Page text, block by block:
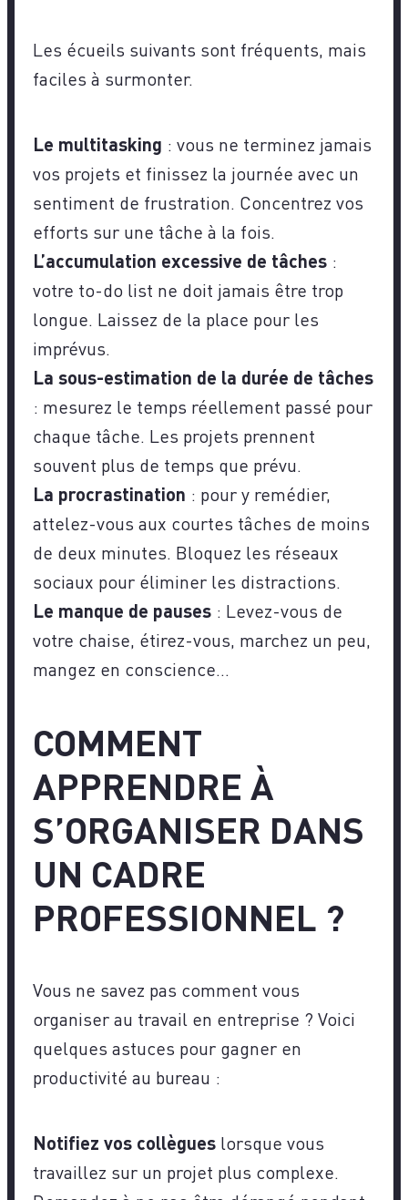
Les écueils suivants sont fréquents, mais
faciles à surmonter.
Le multitasking : vous ne terminez jamais
vos projets et finissez la journée avec un
sentiment de frustration. Concentrez vos
efforts sur une tâche à la fois.
L’accumulation excessive de tâches :
votre to-do list ne doit jamais être trop
longue. Laissez de la place pour les
imprévus.
La sous-estimation de la durée de tâches
: mesurez le temps réellement passé pour
chaque tâche. Les projets prennent
souvent plus de temps que prévu.
La procrastination : pour y remédier,
attelez-vous aux courtes tâches de moins
de deux minutes. Bloquez les réseaux
sociaux pour éliminer les distractions.
Le manque de pauses : Levez-vous de
votre chaise, étirez-vous, marchez un peu,
mangez en conscience…
COMMENT
APPRENDRE À
S’ORGANISER DANS
UN CADRE
PROFESSIONNEL ?
Vous ne savez pas comment vous
organiser au travail en entreprise ? Voici
quelques astuces pour gagner en
productivité au bureau :
Notifiez vos collègues lorsque vous
travaillez sur un projet plus complexe.